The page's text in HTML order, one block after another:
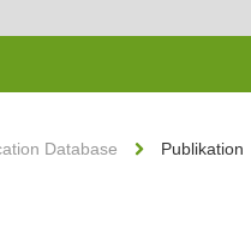
Database Publikation